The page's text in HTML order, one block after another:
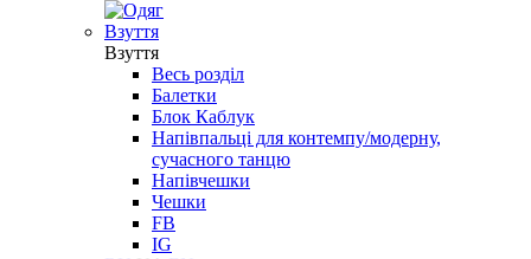
Взуття
Взуття
Весь розділ
Балетки
Блок Каблук
Напівпальці для контемпу/модерну,
сучасного танцю
Напівчешки
Чешки
FB
IG